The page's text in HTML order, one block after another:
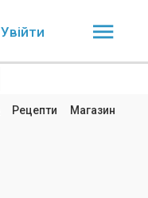
Увійти
Рецепти Магазин